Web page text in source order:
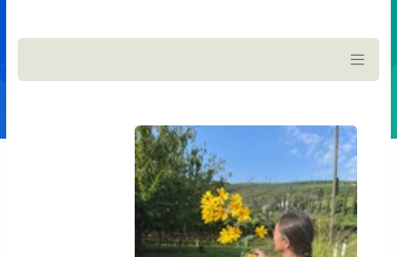
תוכן
ראשי